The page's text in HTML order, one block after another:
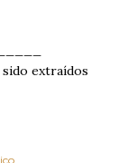
extraídos